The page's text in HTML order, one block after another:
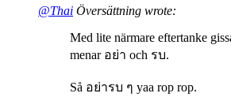
@Thai Översättning wrote:
Med lite närmare eftertanke
menar อย่า och รบ.
Så อย่ารบ ๆ yaa rop rop.